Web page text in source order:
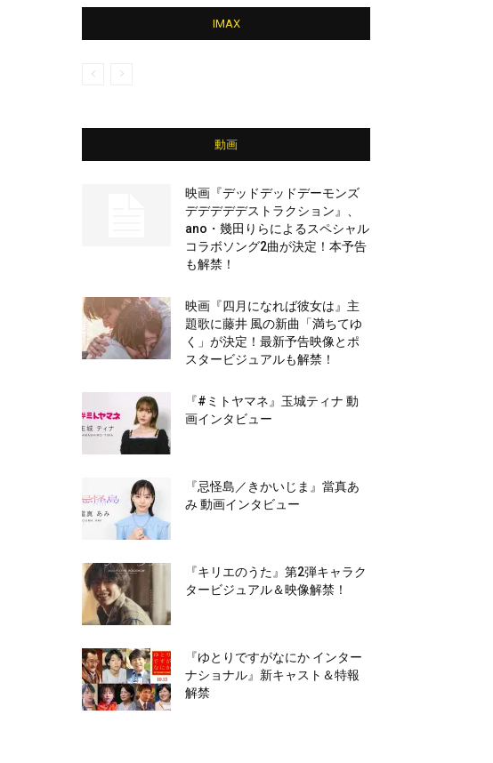
IMAX
動画
映画『デッドデッドデーモンズ
デデデデデストラクション』、
ano・幾田りらによるスペシャル
コラボソング2曲が決定！本予告
も解禁！
映画『四月になれば彼女は』主
題歌に藤井 風の新曲「満ちてゆ
く」が決定！最新予告映像とポ
スタービジュアルも解禁！
『#ミトヤマネ』玉城ティナ 動
画インタビュー
『忌怪島／きかいじま』當真あ
み 動画インタビュー
『キリエのうた』第2弾キャラク
タービジュアル＆映像解禁！
『ゆとりですがなにか インター
ナショナル』新キャスト＆特報
解禁